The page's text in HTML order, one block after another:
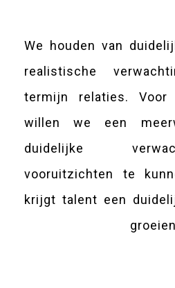
We houden van
realistische
termijn relaties. Voor
willen we een
duidelijke
vooruitzichten te
krijgt talent een